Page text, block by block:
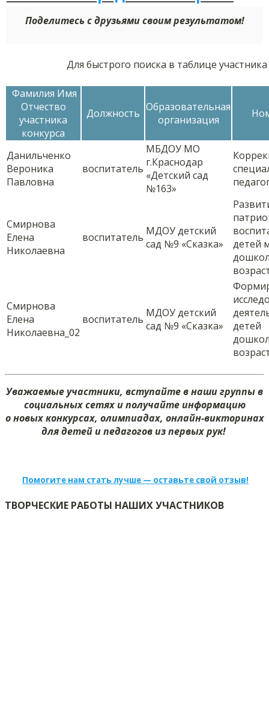
Поделитесь с друзьями своим результатом!
Для быстрого поиска в таблице
Фамилия Имя
Отчество
участника
конкурса
Должность Образовательная
организация
Данильченко
Вероника
Павловна
воспитатель
МБДОУ МО
г.Краснодар
«Детский сад
№163»
Смирнова
Елена
Николаевна
воспитатель МДОУ детский
сад №9 «Сказка»
детей
Смирнова
Елена
Николаевна_02
воспитатель МДОУ детский
сад №9 «Сказка»
детей
Уважаемые участники, вступайте в наши группы в
социальных сетях и получайте информацию
о новых конкурсах, олимпиадах, онлайн-викторинах
для детей и педагогов из первых рук!
Помогите нам стать лучше — оставьте свой отзыв!
ТВОРЧЕСКИЕ РАБОТЫ НАШИХ УЧАСТНИКОВ